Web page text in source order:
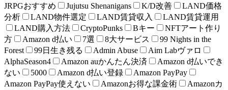
JRPGおすすめ
Jujutsu Shenanigans K/D改善
LAND価格
分析
LAND物件選定 LAND賃貸収入
LAND賃貸運用
LAND購入方法
CryptoPunks Bキー
NFTアート作り
方
Amazon d払い 7選 8大サービス
99 Nights in the
Forest
99日生き残る Admin Abuse
Aim Labヴァロ
AlphaSeason4
Amazon auかんたん決済
Amazon d払いでき
ない
5000 Amazon d払い登録
Amazon PayPay
Amazon PayPay使えない
Amazonお得な課金術
Amazonカ